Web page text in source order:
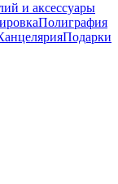
и аксессуары
Полиграфия
Подарки